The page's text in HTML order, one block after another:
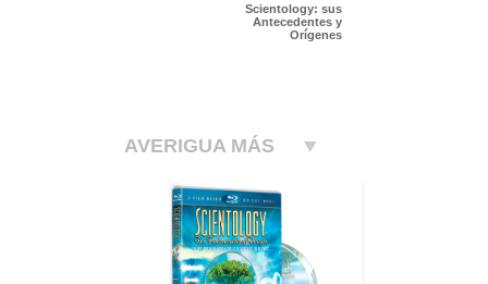
Scientology: sus
Antecedentes y
Orígenes
AVERIGUA MÁS